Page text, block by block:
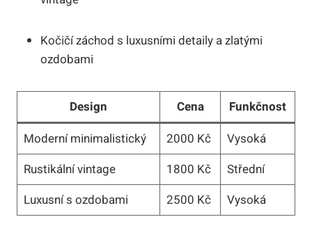
Kočičí záchod s luxusními detaily a zlatými
ozdobami
Design Cena
Funkčnost
Moderní minimalistický
2000 Kč
Vysoká
Rustikální vintage
1800 Kč
Střední
Luxusní s ozdobami
2500 Kč Vysoká